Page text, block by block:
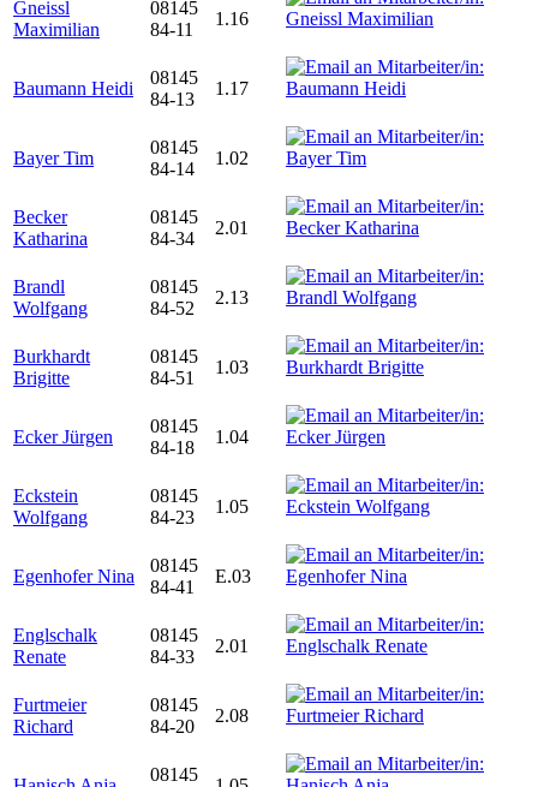
Gneissl
Maximilian
08145
84-11
1.16
Baumann Heidi
08145
84-13
1.17
Bayer Tim
08145
84-14
1.02
Becker
Katharina
08145
84-34
2.01
Brandl
Wolfgang
08145
84-52
2.13
Burkhardt
Brigitte
08145
84-51
1.03
Ecker Jürgen
08145
84-18
1.04
Eckstein
Wolfgang
08145
84-23
1.05
Egenhofer Nina
08145
84-41
E.03
Englschalk
Renate
08145
84-33
2.01
Furtmeier
Richard
08145
84-20
2.08
08145